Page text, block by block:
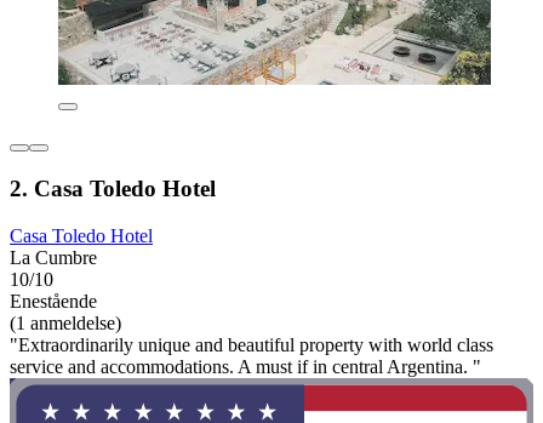
2. Casa Toledo Hotel
Casa Toledo Hotel
La Cumbre
10/10
Enestående
(1 anmeldelse)
"Extraordinarily unique and beautiful property with world class
service and accommodations. A must if in central Argentina. "